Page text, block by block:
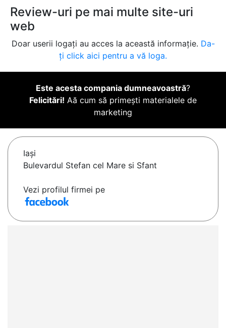
Review-uri pe mai multe site-uri
web
Doar userii logați au acces la această informație. Da-
ți click aici pentru a vă loga.
Este acesta compania dumneavoastră?
Felicitări! Aă cum să primești materialele de
marketing
Iaşi
Bulevardul Stefan cel Mare si Sfant
Vezi profilul firmei pe